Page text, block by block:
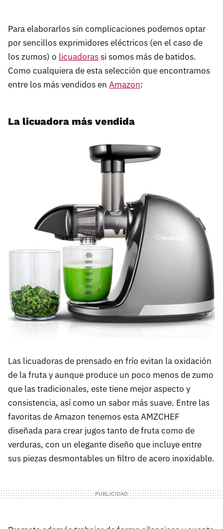
Para elaborarlos sin complicaciones podemos optar
por sencillos exprimidores eléctricos (en el caso de
los zumos) o licuadorassi somos más de batidos.
Como cualquiera de esta selección que encontramos
entre los más vendidos en Amazon:
La licuadora más vendida
Las licuadoras de prensado en frío evitan la oxidación
de la fruta y aunque produce un poco menos de zumo
que las tradicionales, este tiene mejor aspecto y
consistencia, así como un sabor más suave. Entre las
favoritas de Amazon tenemos esta AMZCHEF
diseñada para crear jugos tanto de fruta como de
verduras, con un elegante diseño que incluye entre
sus piezas desmontables un filtro de acero inoxidable.